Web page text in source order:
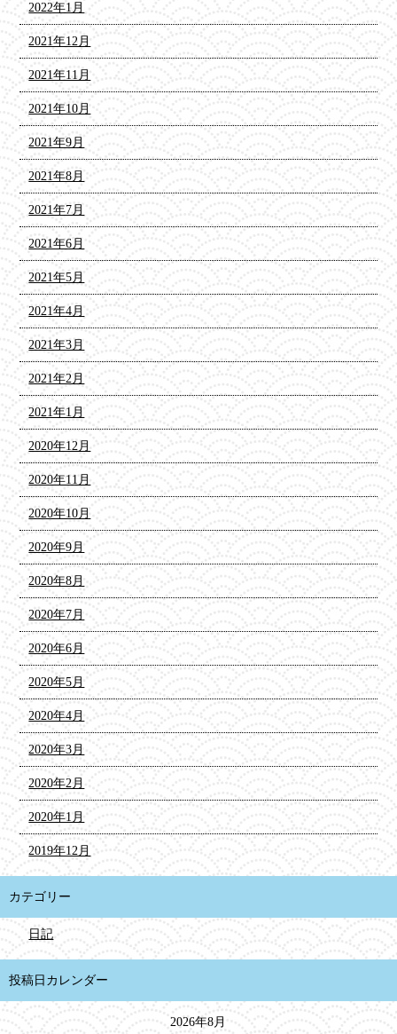
2022年1月
2021年12月
2021年11月
2021年10月
2021年9月
2021年8月
2021年7月
2021年6月
2021年5月
2021年4月
2021年3月
2021年2月
2021年1月
2020年12月
2020年11月
2020年10月
2020年9月
2020年8月
2020年7月
2020年6月
2020年5月
2020年4月
2020年3月
2020年2月
2020年1月
2019年12月
カテゴリー
日記
投稿日カレンダー
2026年8月